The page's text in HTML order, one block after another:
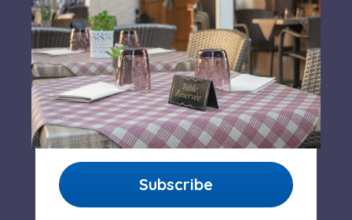
Country*
By proceeding, you agree to our
terms and conditions.*